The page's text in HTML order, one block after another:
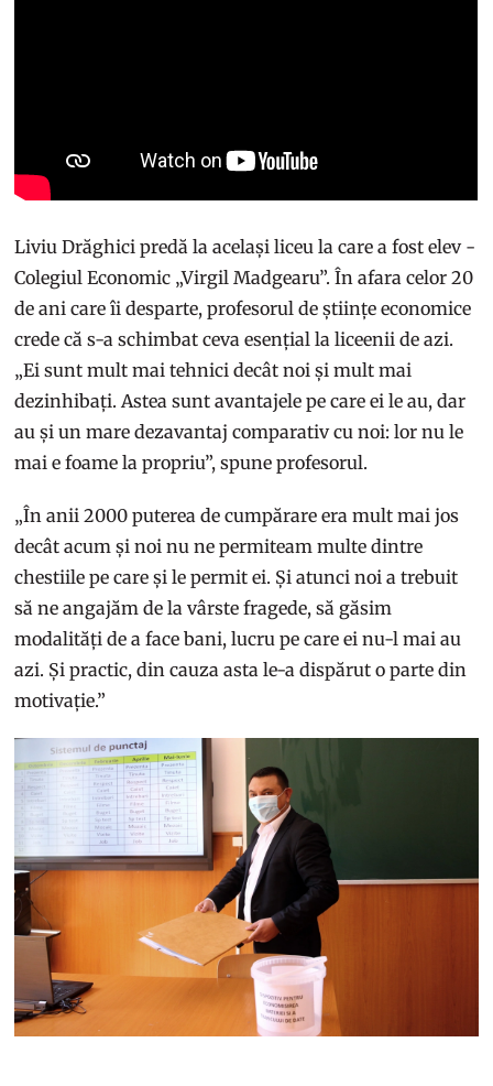
Liviu Drăghici predă la același liceu la care a fost elev -
Colegiul Economic „Virgil Madgearu”. În afara celor 20
de ani care îi desparte, profesorul de științe economice
crede că s-a schimbat ceva esențial la liceenii de azi.
„Ei sunt mult mai tehnici decât noi și mult mai
dezinhibați. Astea sunt avantajele pe care ei le au, dar
au și un mare dezavantaj comparativ cu noi: lor nu le
mai e foame la propriu”, spune profesorul.
„În anii 2000 puterea de cumpărare era mult mai jos
decât acum și noi nu ne permiteam multe dintre
chestiile pe care și le permit ei. Și atunci noi a trebuit
să ne angajăm de la vârste fragede, să găsim
modalități de a face bani, lucru pe care ei nu-l mai au
azi. Și practic, din cauza asta le-a dispărut o parte din
motivație.”